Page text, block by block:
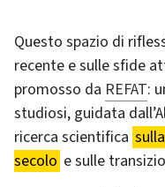
Questo spazio di riflessione e di dibattito sul passato
recente e sulle sfide
promosso da REFAT:
studiosi, guidata
ricerca scientifica
secolo e sulle